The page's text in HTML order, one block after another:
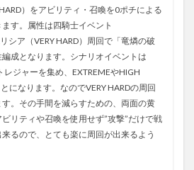
）をアビリティ・召喚を0ポチによる
す。属性は四騎士イベント
リシア（VERY HARD）周回で「竜燐の破
成となります。シナリオイベントは
レジャーを集め、EXTREMEやHIGH
になります。なのでVERY HARDの周回
。その手間を減らすための、両面の黄
リティや召喚を使用せず”攻撃”だけで戦
るので、とても楽に周回が出来るよう